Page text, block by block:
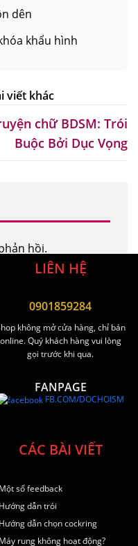
dên
khẩu hình
chữ BDSM: Trói
Buộc Bởi Dục Vọng
hồi.
LIÊN HỆ
0901859284
không mở cửa hàng, chỉ bán
online. Quý khách hàng vui lòng
gọi trước khi qua.
FANPAGE
FB.COM/DOCHOISM
CÁC BÀI VIẾT
số feedback
dẫn trói
dẫn chọn cockring
rung không hoạt động?